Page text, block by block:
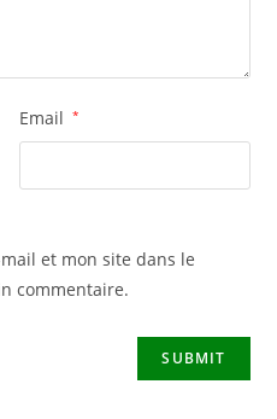
Email *
et mon site dans le
commentaire.